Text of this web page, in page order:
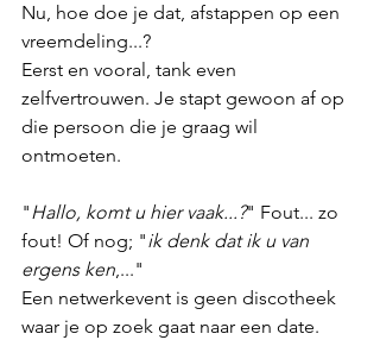
Nu, hoe doe je dat, afstappen op een
vreemdeling...?
Eerst en vooral, tank even
zelfvertrouwen. Je stapt gewoon af op
die persoon die je graag wil
ontmoeten.
"Hallo, komt u hier vaak...?" Fout... zo
fout! Of nog; "ik denk dat ik u van
ergens ken,..."
Een netwerkevent is geen discotheek
waar je op zoek gaat naar een date.